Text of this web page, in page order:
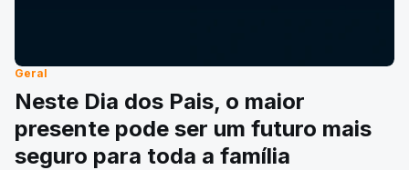
Geral
Neste Dia dos Pais, o maior
presente pode ser um futuro mais
seguro para toda a família